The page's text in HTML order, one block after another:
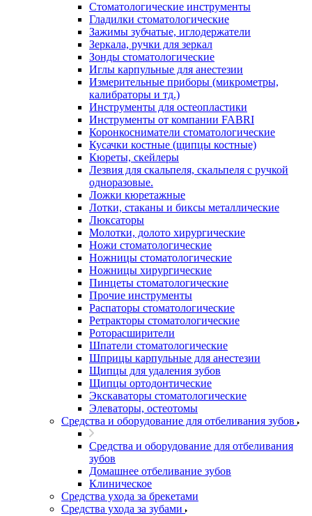
Стоматологические инструменты
Гладилки стоматологические
Зажимы зубчатые, иглодержатели
Зеркала, ручки для зеркал
Зонды стоматологические
Иглы карпульные для анестезии
Измерительные приборы (микрометры,
калибраторы и тд.)
Инструменты для остеопластики
Инструменты от компании FABRI
Коронкосниматели стоматологические
Кусачки костные (щипцы костные)
Кюреты, скейлеры
Лезвия для скальпеля, скальпеля с ручкой
одноразовые.
Ложки кюретажные
Лотки, стаканы и биксы металлические
Люксаторы
Молотки, долото хирургические
Ножи стоматологические
Ножницы стоматологические
Ножницы хирургические
Пинцеты стоматологические
Прочие инструменты
Распаторы стоматологические
Ретракторы стоматологические
Роторасширители
Шпатели стоматологические
Шприцы карпульные для анестезии
Щипцы для удаления зубов
Щипцы ортодонтические
Экскаваторы стоматологические
Элеваторы, остеотомы
Средства и оборудование для отбеливания зубов
Средства и оборудование для отбеливания
зубов
Домашнее отбеливание зубов
Клиническое
Средства ухода за брекетами
Средства ухода за зубами